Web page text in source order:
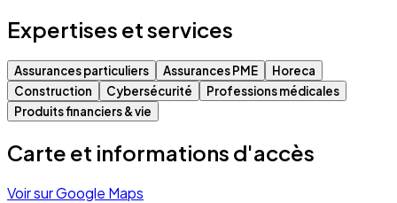
Expertises et services
Assurances particuliers Assurances PME
Horeca
Construction
Cybersécurité
Professions médicales
Produits financiers & vie
Carte et informations d'accès
Voir sur Google Maps